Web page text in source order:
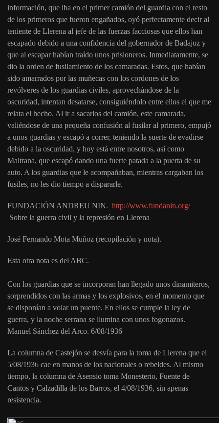
información, que iba en el primer camión del guardia con el resto
de los primeros que fueron engañados, oyó perfectamente decir al
teniente de Llerena al jefe de las fuerzas facciosas que ellos han
escapado debido a una confidencia del gobernador de Badajoz y
que al escapar habían traído unos prisioneros. Inmediatamente, se
dio la orden de fusilamiento de los camaradas. Estos, que habían
sido amarrados por las muñecas con los cordones de los
revólveres de los guardias civiles, aprovechándose de la
oscuridad, intentan desatarse, consiguiéndolo entre ellos el que me
relata el hecho. Al ir a sacarlos del camión, este camarada,
valiéndose de una pequeña confusión al fusilar al primero, empujó
a unos guardias y escapó a correr, teniendo la suerte de evadirse
debido a la oscuridad, y hoy está entre nosotros, así como
Maltrana, que escapó dando una fuerte patada a la puerta de su
auto. A los guardias que le acompañaban, mientras cargaban los
fusiles, no les dio tiempo a dispararle.
FUNDACIÓN ANDREU NIN. http://www.fundanin.org/
Sobre la guerra civil y la represión en Llerena
José Fernando Mota Muñoz (recopilación y nota).
Esta otra nota es del ABC.
Con los guardias que se incorporan han llegado unos dinamiteros,
sorprendidos con las armas y los explosivos, en el momento que
se disponían a volar un puente. En ellos se cumple la ley de
guerra, y la noche serrana se ilumina con unos fogonazos.
Manuel Sánchez del Arco. 6/08/1936
La columna de Castejón se desvía para la toma de Llerena que el
5/08/1936 cae en manos de los nacionales o rebeldes. Al mismo
tiempo, la columna de Asensio toma Monesterio, Fuente de
Cantos y Calzadilla de los Barros, el 4/08/1936, sin apenas
resistencia.